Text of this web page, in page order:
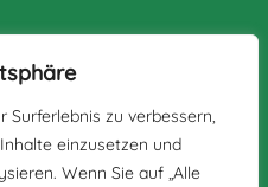
Surferlebnis zu verbessern,
einzusetzen und
Wenn Sie auf „Alle